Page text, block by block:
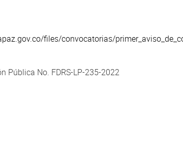
files/convocatorias/
Pública No. FDRS-LP-235-2022